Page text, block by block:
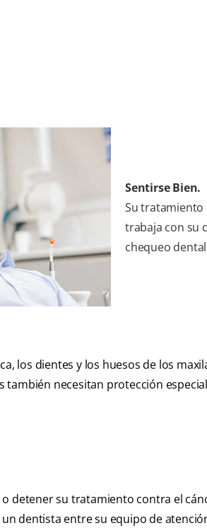
Sentirse Bien.
Su tratamiento
trabaja con su
chequeo
los dientes y los huesos de los
también necesitan protección
detener su tratamiento contra el
dentista entre su equipo de